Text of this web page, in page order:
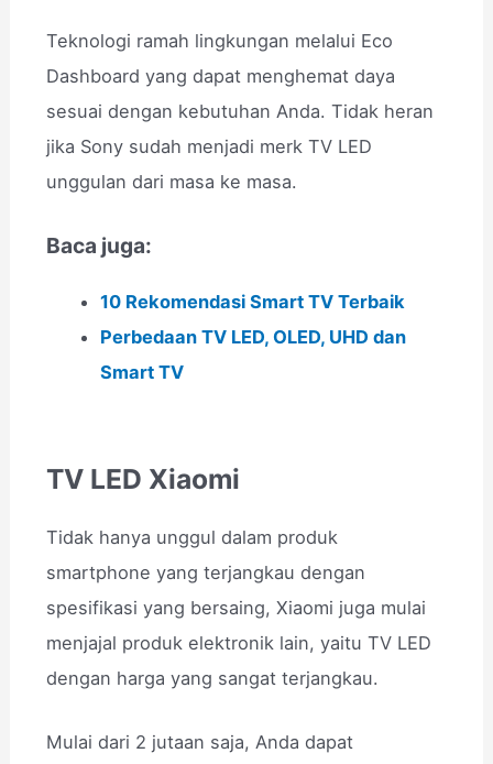
Teknologi ramah lingkungan melalui Eco
Dashboard yang dapat menghemat daya
sesuai dengan kebutuhan Anda. Tidak heran
jika Sony sudah menjadi merk TV LED
unggulan dari masa ke masa.
Baca juga:
10 Rekomendasi Smart TV Terbaik
Perbedaan TV LED, OLED, UHD dan
Smart TV
TV LED Xiaomi
Tidak hanya unggul dalam produk
smartphone yang terjangkau dengan
spesifikasi yang bersaing, Xiaomi juga mulai
menjajal produk elektronik lain, yaitu TV LED
dengan harga yang sangat terjangkau.
Mulai dari 2 jutaan saja, Anda dapat